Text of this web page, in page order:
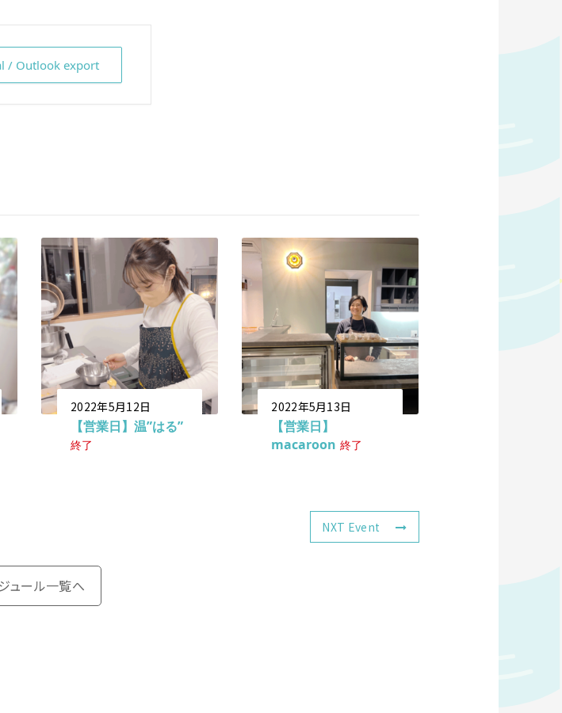
/ Outlook export
2022年5月12日
【営業日】温”はる”
終了
2022年5月13日
【営業日】
macaroon 終了
NXT Event
ュール一覧へ